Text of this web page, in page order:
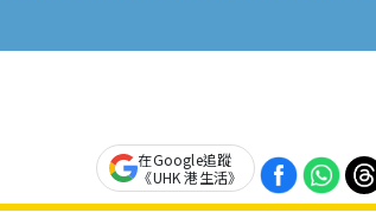
在Google追蹤
《UHK 港生活》